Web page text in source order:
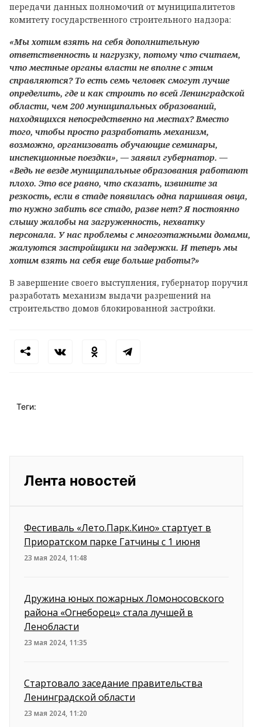
передачи данных полномочий от муниципалитетов
комитету государственного строительного надзора:
«Мы хотим взять на себя дополнительную
ответственность и нагрузку, потому что считаем,
что местные органы власти не вполне с этим
справляются? То есть семь человек смогут лучше
определить, где и как строить по всей Ленинградской
области, чем 200 муниципальных образований,
находящихся непосредственно на местах? Вместо
того, чтобы просто разработать механизм,
возможно, организовать обучающие семинары,
инспекционные поездки», — заявил губернатор. —
«Ведь не везде муниципальные образования работают
плохо. Это все равно, что сказать, извините за
резкость, если в стаде появилась одна паршивая овца,
то нужно забить все стадо, разве нет? Я постоянно
слышу жалобы на загруженность, нехватку
персонала. У нас проблемы с многоэтажными домами,
жалуются застройщики на задержки. И теперь мы
хотим взять на себя еще больше работы?»
В завершение своего выступления, губернатор поручил
разработать механизм выдачи разрешений на
строительство домов блокированной застройки.
Теги:
Лента новостей
Фестиваль «Лето.Парк.Кино» стартует в
Приоратском парке Гатчины с 1 июня
23 мая 2024, 11:48
Дружина юных пожарных Ломоносовского
района «Огнеборец» стала лучшей в
Ленобласти
23 мая 2024, 11:35
Стартовало заседание правительства
Ленинградской области
23 мая 2024, 11:20